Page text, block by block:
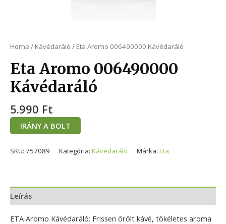
Home / Kávédaráló / Eta Aromo 006490000 Kávédaráló
Eta Aromo 006490000
Kávédaráló
5.990 Ft
IRÁNY A BOLT
SKU: 757089 Kategória: Kávédaráló Márka: Eta
Leírás
ETA Aromo Kávédaráló: Frissen őrölt kávé, tökéletes aroma